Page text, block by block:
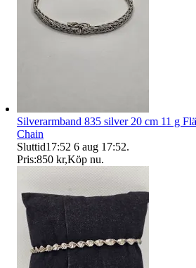
Silverarmband 835 silver 20 cm 11 g
Chain
Sluttid17:52 6 aug 17:52.
Pris:850 kr,Köp nu.